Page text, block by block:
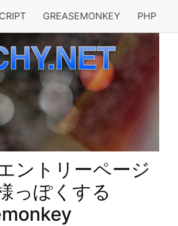
GREASEMONKEY PHP
ントリーページ
っぽくする